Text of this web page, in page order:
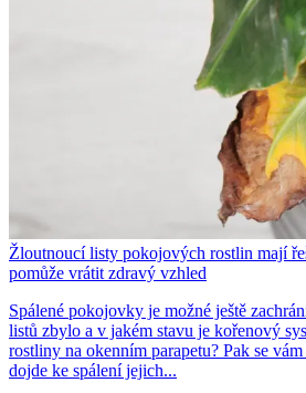
Žloutnoucí listy pokojových rostlin mají
pomůže vrátit zdravý vzhled
Spálené pokojovky je možné ještě
listů zbylo a v jakém stavu je kořenový
rostliny na okenním parapetu? Pak se
dojde ke spálení jejich...